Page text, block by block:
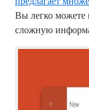
Вы легко можете
сложную